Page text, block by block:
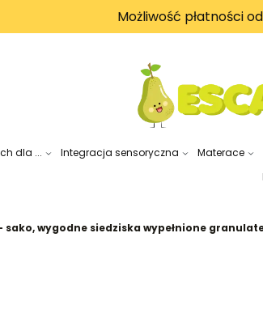
Możliwość płatności
dla ... Integracja sensoryczna Materace
sako, wygodne siedziska wypełnione